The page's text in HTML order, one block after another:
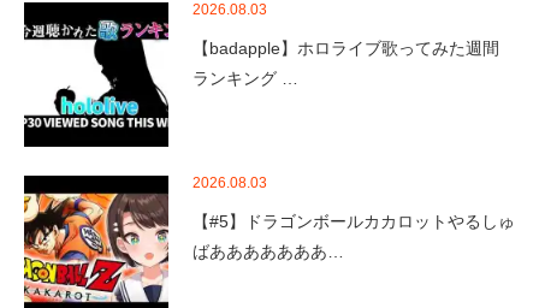
2026.08.03
【badapple】ホロライブ歌ってみた週間
ランキング …
2026.08.03
【#5】ドラゴンボールカカロットやるしゅ
ばあああああああ…